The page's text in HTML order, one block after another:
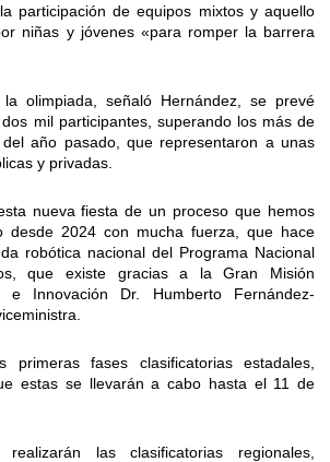
participación de equipos mixtos y aquello
niñas y jóvenes «para romper la barrera
olimpiada, señaló Hernández, se prevé
mil participantes, superando los más de
año pasado, que representaron a unas
y privadas.
nueva fiesta de un proceso que hemos
desde 2024 con mucha fuerza, que hace
robótica nacional del Programa Nacional
que existe gracias a la Gran Misión
e Innovación Dr. Humberto Fernández-
fases clasificatorias estadales,
estas se llevarán a cabo hasta el 11 de
realizarán las clasificatorias regionales,